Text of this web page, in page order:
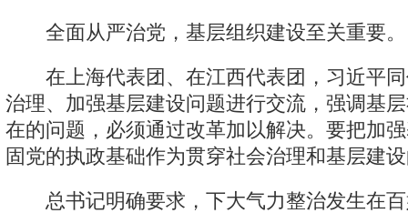
全面从严治党，基层组织建设至关重要。
在上海代表团、在江西代表团，习近平同
治理、加强基层建设问题进行交流，强调基
在的问题，必须通过改革加以解决。要把加
固党的执政基础作为贯穿社会治理和基层建
总书记明确要求，下大气力整治发生在百